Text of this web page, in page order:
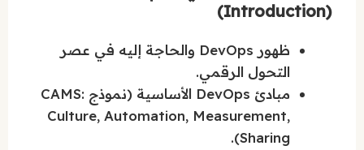
(Introduction)
ظهور DevOps والحاجة إليه في عصر
التحول الرقمي.
مبادئ DevOps الأساسية (نموذج CAMS:
Culture, Automation, Measurement,
Sharing).